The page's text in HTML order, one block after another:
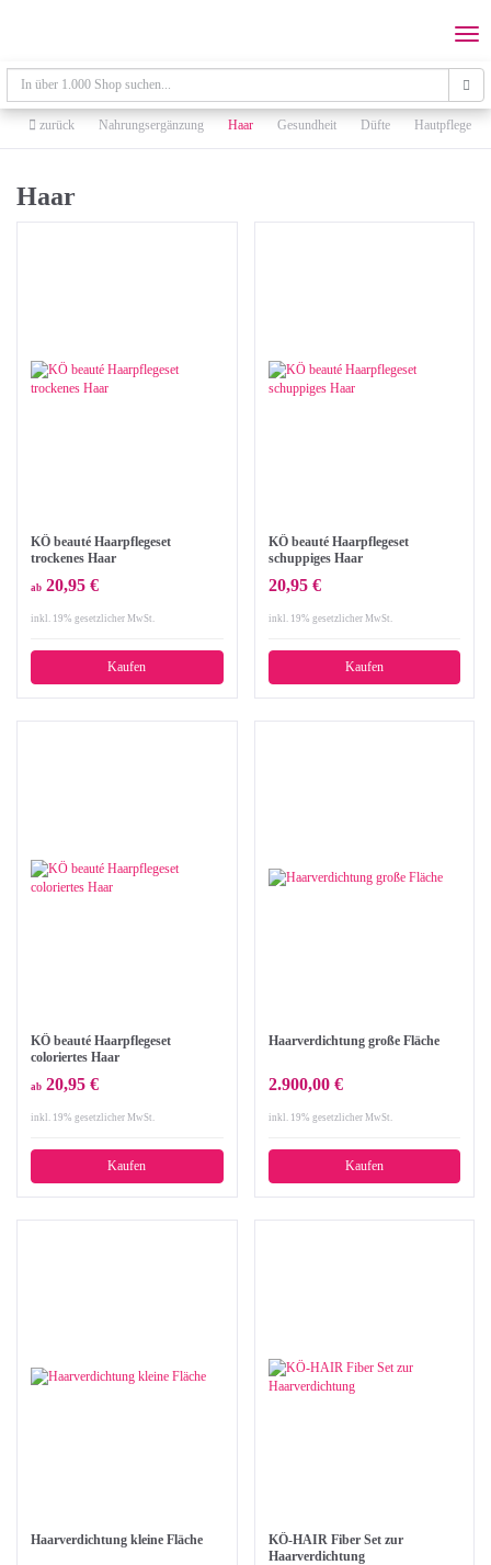
content
zurück Nahrungsergänzung Haar Gesundheit Düfte Hautpflege
Haar
KÖ beauté Haarpflegeset
trockenes Haar
ab 20,95 €
inkl. 19% gesetzlicher MwSt.
Kaufen
KÖ beauté Haarpflegeset
schuppiges Haar
20,95 €
inkl. 19% gesetzlicher MwSt.
Kaufen
KÖ beauté Haarpflegeset
coloriertes Haar
ab 20,95 €
inkl. 19% gesetzlicher MwSt.
Kaufen
Haarverdichtung große Fläche
2.900,00 €
inkl. 19% gesetzlicher MwSt.
Kaufen
Haarverdichtung kleine Fläche
KÖ-HAIR Fiber Set zur
Haarverdichtung